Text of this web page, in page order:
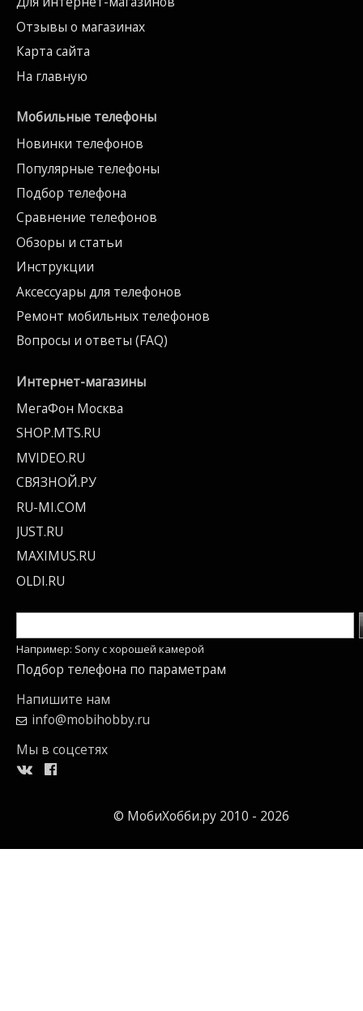
Отзывы о магазинах
Карта сайта
На главную
Мобильные телефоны
Новинки телефонов
Популярные телефоны
Подбор телефона
Сравнение телефонов
Обзоры и статьи
Инструкции
Аксессуары для телефонов
Ремонт мобильных телефонов
Вопросы и ответы (FAQ)
Интернет-магазины
МегаФон Москва
SHOP.MTS.RU
MVIDEO.RU
СВЯЗНОЙ.РУ
RU-MI.COM
JUST.RU
MAXIMUS.RU
OLDI.RU
Например: Sony c хорошей камерой
Подбор телефона по параметрам
Напишите нам
info@mobihobby.ru
Мы в соцсетях
© МобиХобби.ру 2010 - 2026